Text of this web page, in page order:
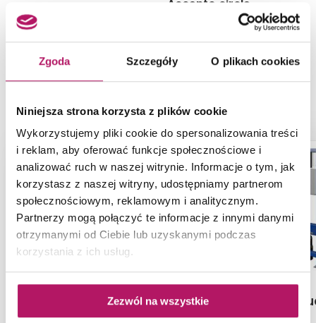
Zgoda Szczegóły O plikach cookies
Niniejsza strona korzysta z plików cookie
Wykorzystujemy pliki cookie do spersonalizowania treści
i reklam, aby oferować funkcje społecznościowe i
analizować ruch w naszej witrynie. Informacje o tym, jak
korzystasz z naszej witryny, udostępniamy partnerom
społecznościowym, reklamowym i analitycznym.
Partnerzy mogą połączyć te informacje z innymi danymi
otrzymanymi od Ciebie lub uzyskanymi podczas
korzystania z ich usług.
Zezwól na wszystkie
Accento circle
Cersanit Aqua S701-067 Cersanit